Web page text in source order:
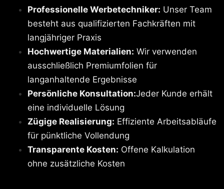
Professionelle Werbetechniker: Unser Team
besteht aus qualifizierten Fachkräften mit
langjähriger Praxis
Hochwertige Materialien: Wir verwenden
ausschließlich Premiumfolien für
langanhaltende Ergebnisse
Persönliche Konsultation:Jeder Kunde erhält
eine individuelle Lösung
Zügige Realisierung: Effiziente Arbeitsabläufe
für pünktliche Vollendung
Transparente Kosten: Offene Kalkulation
ohne zusätzliche Kosten